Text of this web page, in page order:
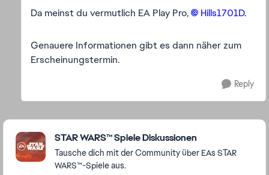
Da meinst du vermutlich EA Play Pro, Hills1701D​.
Genauere Informationen gibt es dann näher zum
Erscheinungstermin.
Reply
Featured Places
STAR WARS™ Spiele Diskussionen
Tausche dich mit der Community über EAs STAR
WARS™-Spiele aus.